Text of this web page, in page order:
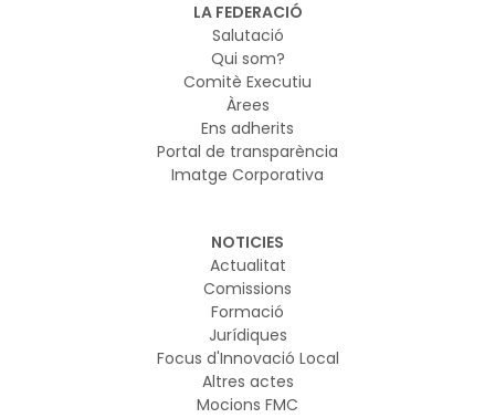
LA FEDERACIÓ
Salutació
Qui som?
Comitè Executiu
Àrees
Ens adherits
Portal de transparència
Imatge Corporativa
NOTICIES
Actualitat
Comissions
Formació
Jurídiques
Focus d'Innovació Local
Altres actes
Mocions FMC